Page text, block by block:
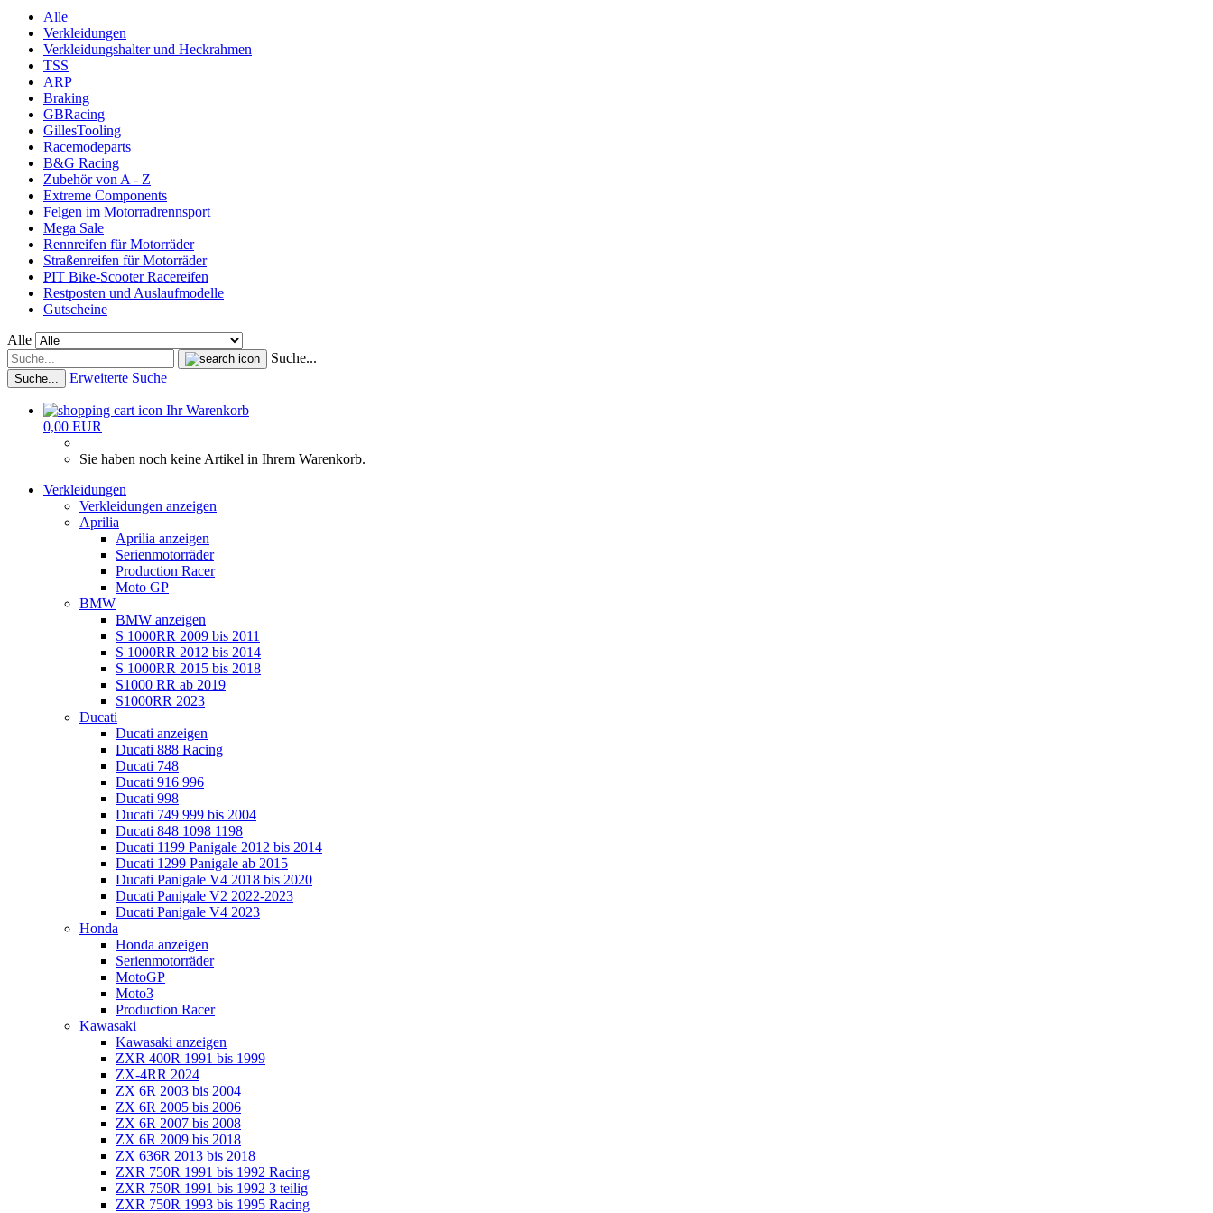
Alle
Verkleidungen
Verkleidungshalter und Heckrahmen
TSS
ARP
Braking
GBRacing
GillesTooling
Racemodeparts
B&G Racing
Zubehör von A - Z
Extreme Components
Felgen im Motorradrennsport
Mega Sale
Rennreifen für Motorräder
Straßenreifen für Motorräder
PIT Bike-Scooter Racereifen
Restposten und Auslaufmodelle
Gutscheine
Alle
Suche...
Suche... Erweiterte Suche
Ihr Warenkorb
0,00 EUR
Sie haben noch keine Artikel in Ihrem Warenkorb.
Verkleidungen
Verkleidungen anzeigen
Aprilia
Aprilia anzeigen
Serienmotorräder
Production Racer
Moto GP
BMW
BMW anzeigen
S 1000RR 2009 bis 2011
S 1000RR 2012 bis 2014
S 1000RR 2015 bis 2018
S1000 RR ab 2019
S1000RR 2023
Ducati
Ducati anzeigen
Ducati 888 Racing
Ducati 748
Ducati 916 996
Ducati 998
Ducati 749 999 bis 2004
Ducati 848 1098 1198
Ducati 1199 Panigale 2012 bis 2014
Ducati 1299 Panigale ab 2015
Ducati Panigale V4 2018 bis 2020
Ducati Panigale V2 2022-2023
Ducati Panigale V4 2023
Honda
Honda anzeigen
Serienmotorräder
MotoGP
Moto3
Production Racer
Kawasaki
Kawasaki anzeigen
ZXR 400R 1991 bis 1999
ZX-4RR 2024
ZX 6R 2003 bis 2004
ZX 6R 2005 bis 2006
ZX 6R 2007 bis 2008
ZX 6R 2009 bis 2018
ZX 636R 2013 bis 2018
ZXR 750R 1991 bis 1992 Racing
ZXR 750R 1991 bis 1992 3 teilig
ZXR 750R 1993 bis 1995 Racing